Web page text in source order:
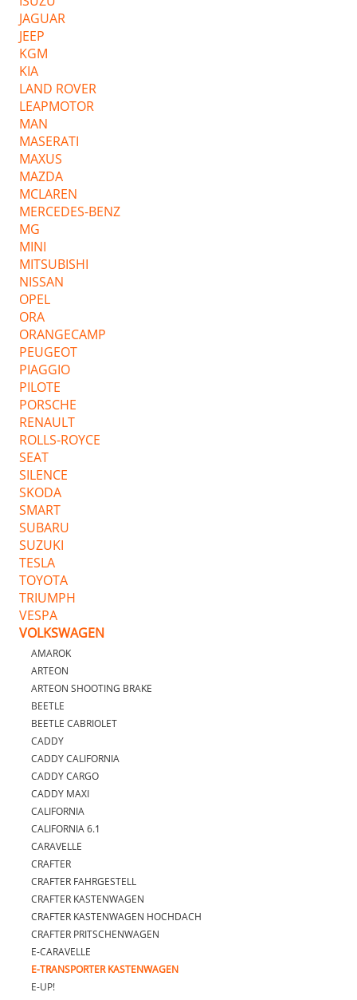
JAGUAR
JEEP
KGM
KIA
LAND ROVER
LEAPMOTOR
MAN
MASERATI
MAXUS
MAZDA
MCLAREN
MERCEDES-BENZ
MG
MINI
MITSUBISHI
NISSAN
OPEL
ORA
ORANGECAMP
PEUGEOT
PIAGGIO
PILOTE
PORSCHE
RENAULT
ROLLS-ROYCE
SEAT
SILENCE
SKODA
SMART
SUBARU
SUZUKI
TESLA
TOYOTA
TRIUMPH
VESPA
VOLKSWAGEN
AMAROK
ARTEON
ARTEON SHOOTING BRAKE
BEETLE
BEETLE CABRIOLET
CADDY
CADDY CALIFORNIA
CADDY CARGO
CADDY MAXI
CALIFORNIA
CALIFORNIA 6.1
CARAVELLE
CRAFTER
CRAFTER FAHRGESTELL
CRAFTER KASTENWAGEN
CRAFTER KASTENWAGEN HOCHDACH
CRAFTER PRITSCHENWAGEN
E-CARAVELLE
E-TRANSPORTER KASTENWAGEN
E-UP!